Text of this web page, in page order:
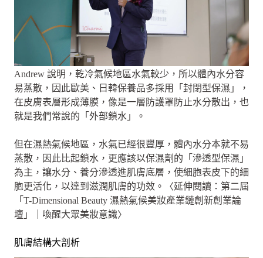
Andrew 說明，乾冷氣候地區水氣較少，所以體內水分容
易蒸散，因此歐美、日韓保養品多採用「封閉型保濕」，
在皮膚表層形成薄膜，像是一層防護罩防止水分散出，也
就是我們常說的「外部鎖水」。
但在濕熱氣候地區，水氣已經很豐厚，體內水分本就不易
蒸散，因此比起鎖水，更應該以保濕劑的「滲透型保濕」
為主，讓水分、養分滲透進肌膚底層，使細胞表皮下的細
胞更活化，以達到滋潤肌膚的功效。〈延伸閱讀：第二屆
「T-Dimensional Beauty 濕熱氣候美妝產業鏈創新創業論
壇」｜喚醒大眾美妝意識〉
肌膚結構大剖析